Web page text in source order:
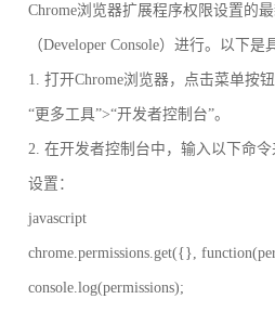
Chrome浏览器扩展程序权限设置的
（Developer Console）进行。以下是
1. 打开Chrome浏览器，点击菜单按
“更多工具”>“开发者控制台”。
2. 在开发者控制台中，输入以下命
设置：
javascript
chrome.permissions.get({},
console.log(permissions);